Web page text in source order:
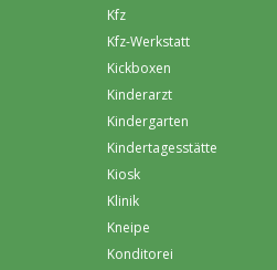
Kfz
Kfz-Werkstatt
Kickboxen
Kinderarzt
Kindergarten
Kindertagesstätte
Kiosk
Klinik
Kneipe
Konditorei